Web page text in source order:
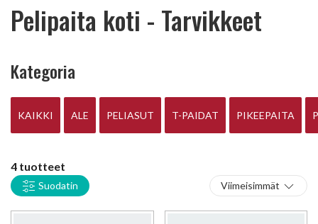
Pelipaita koti - Tarvikkeet
Kategoria
KAIKKI ALE PELIASUT T-PAIDAT PIKEEPAITA
4 tuotteet
Suodatin Viimeisimmät